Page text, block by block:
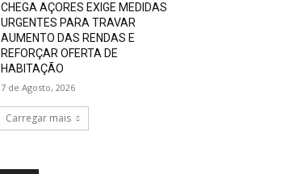
CHEGA AÇORES EXIGE MEDIDAS
URGENTES PARA TRAVAR
AUMENTO DAS RENDAS E
REFORÇAR OFERTA DE
HABITAÇÃO
7 de Agosto, 2026
Carregar mais